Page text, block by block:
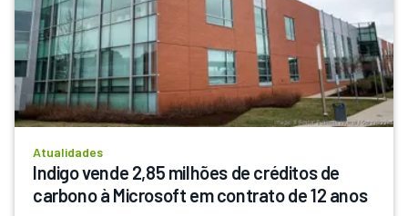
Atualidades
Indigo vende 2,85 milhões de créditos de
carbono à Microsoft em contrato de 12 anos